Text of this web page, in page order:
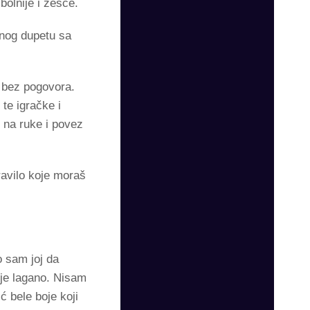
i žešće.
dupetu sa
pogovora.
te igračke i
ruke i povez
koje moraš
sam joj da
lagano. Nisam
bele boje koji